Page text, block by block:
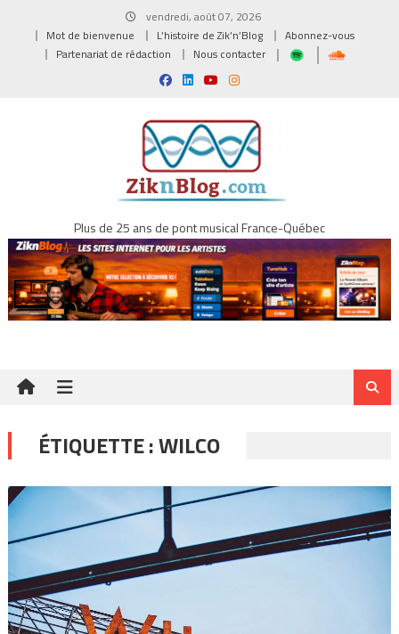
vendredi, août 07, 2026
Mot de bienvenue
L’histoire de Zik’n’Blog
Abonnez-vous
Partenariat de rédaction
Nous contacter
Plus de 25 ans de pont musical France-Québec
ÉTIQUETTE :WILCO